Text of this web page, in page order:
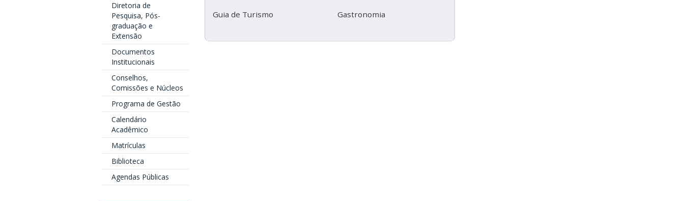
Diretoria de
Pesquisa, Pós-
graduação e
Extensão
Documentos
Institucionais
Conselhos,
Comissões e Núcleos
Programa de Gestão
Calendário
Acadêmico
Matrículas
Biblioteca
Agendas Públicas
Guia de Turismo Gastronomia